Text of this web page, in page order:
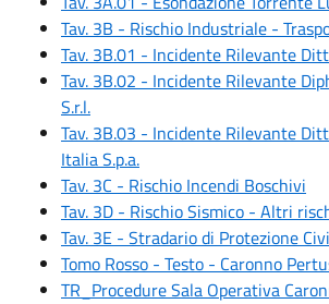
Tav. 3B - Rischio Industriale -
Tav. 3B.01 - Incidente Rilevante
Tav. 3B.02 - Incidente Rilevante
S.r.l.
Tav. 3B.03 - Incidente Rilevante
Italia S.p.a.
Tav. 3C - Rischio Incendi Boschivi
Tav. 3D - Rischio Sismico - Altri
Tav. 3E - Stradario di Protezione
Tomo Rosso - Testo - Caronno
TR_Procedure Sala Operativa